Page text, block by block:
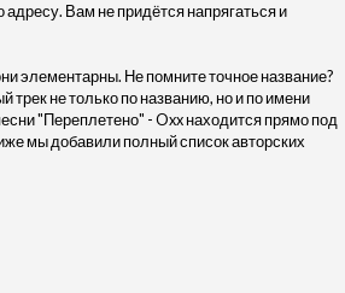
Вам не придётся напрягаться и
элементарны. Не помните точное название?
не только по названию, но и по имени
"Переплетено" - Oxx находится прямо под
мы добавили полный список авторских